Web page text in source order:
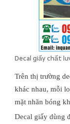
Decal giấy chất
Trên thị trường
khác nhau, mỗi
mặt nhãn bóng
Decal giấy dùng